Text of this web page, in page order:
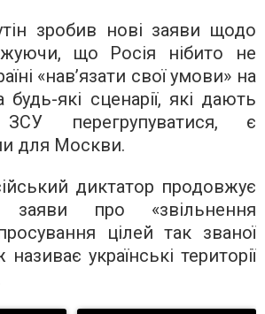
зробив нові заяви щодо
що Росія нібито не
«нав’язати свої умови» на
будь-які сценарії, які дають
перегрупуватися, є
для Москви.
диктатор продовжує
заяви про «звільнення
цілей так званої
українські території